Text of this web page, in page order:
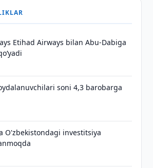
Etihad Airways bilan Abu-Dabiga
soni 4,3 barobarga
O'zbekistondagi investitsiya